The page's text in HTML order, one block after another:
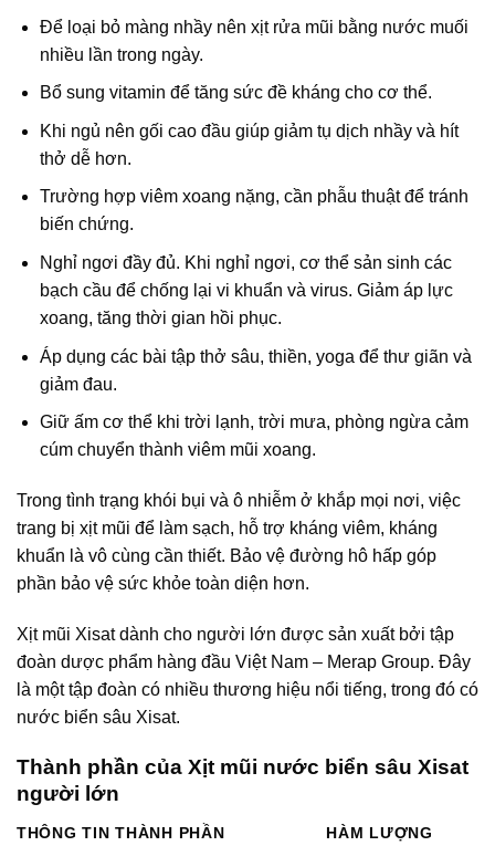
Để loại bỏ màng nhầy nên xịt rửa mũi bằng nước muối
nhiều lần trong ngày.
Bổ sung vitamin để tăng sức đề kháng cho cơ thể.
Khi ngủ nên gối cao đầu giúp giảm tụ dịch nhầy và hít
thở dễ hơn.
Trường hợp viêm xoang nặng, cần phẫu thuật để tránh
biến chứng.
Nghỉ ngơi đầy đủ. Khi nghỉ ngơi, cơ thể sản sinh các
bạch cầu để chống lại vi khuẩn và virus. Giảm áp lực
xoang, tăng thời gian hồi phục.
Áp dụng các bài tập thở sâu, thiền, yoga để thư giãn và
giảm đau.
Giữ ấm cơ thể khi trời lạnh, trời mưa, phòng ngừa cảm
cúm chuyển thành viêm mũi xoang.
Trong tình trạng khói bụi và ô nhiễm ở khắp mọi nơi, việc
trang bị xịt mũi để làm sạch, hỗ trợ kháng viêm, kháng
khuẩn là vô cùng cần thiết. Bảo vệ đường hô hấp góp
phần bảo vệ sức khỏe toàn diện hơn.
Xịt mũi Xisat dành cho người lớn được sản xuất bởi tập
đoàn dược phẩm hàng đầu Việt Nam – Merap Group. Đây
là một tập đoàn có nhiều thương hiệu nổi tiếng, trong đó có
nước biển sâu Xisat.
Thành phần của Xịt mũi nước biển sâu Xisat
người lớn
THÔNG TIN THÀNH PHẦN HÀM LƯỢNG